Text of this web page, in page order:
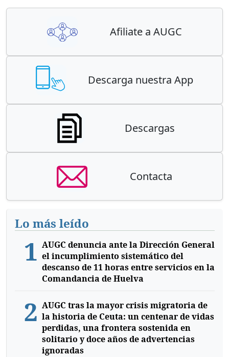
Afiliate a AUGC
Descarga nuestra App
Descargas
Contacta
Lo más leído
1 AUGC denuncia ante la Dirección General
el incumplimiento sistemático del
descanso de 11 horas entre servicios en la
Comandancia de Huelva
2 AUGC tras la mayor crisis migratoria de
la historia de Ceuta: un centenar de vidas
perdidas, una frontera sostenida en
solitario y doce años de advertencias
ignoradas